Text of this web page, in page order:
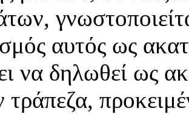
αυτός ως
να δηλωθεί ως
τράπεζα,